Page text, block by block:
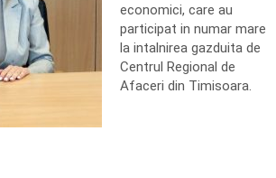
economici, care au
participat in numar mare
la intalnirea gazduita de
Centrul Regional de
Afaceri din Timisoara.